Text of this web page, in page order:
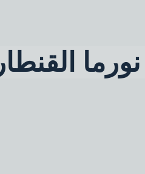
نورما القنطار